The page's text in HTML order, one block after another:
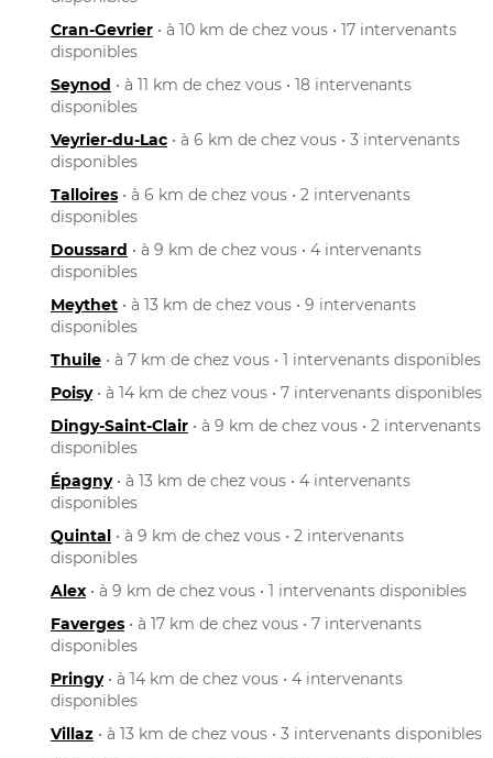
Cran-Gevrier • à 10 km de chez vous • 17 intervenants
disponibles
Seynod • à 11 km de chez vous • 18 intervenants
disponibles
Veyrier-du-Lac • à 6 km de chez vous • 3 intervenants
disponibles
Talloires • à 6 km de chez vous • 2 intervenants
disponibles
Doussard • à 9 km de chez vous • 4 intervenants
disponibles
Meythet • à 13 km de chez vous • 9 intervenants
disponibles
Thuile • à 7 km de chez vous • 1 intervenants disponibles
Poisy• à 14 km de chez vous • 7 intervenants disponibles
Dingy-Saint-Clair • à 9 km de chez vous • 2 intervenants
disponibles
Épagny• à 13 km de chez vous • 4 intervenants
disponibles
Quintal • à 9 km de chez vous • 2 intervenants
disponibles
Alex • à 9 km de chez vous • 1 intervenants disponibles
Faverges • à 17 km de chez vous • 7 intervenants
disponibles
Pringy• à 14 km de chez vous • 4 intervenants
disponibles
Villaz • à 13 km de chez vous • 3 intervenants disponibles